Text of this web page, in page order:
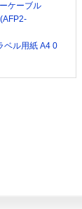
ケーブル
ベル用紙 A4 0